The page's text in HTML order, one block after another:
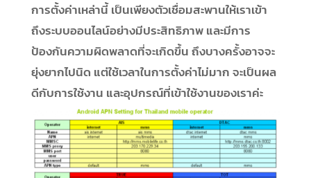
การตั้งค่าเหล่านี้ เป็นเพียงตัวเชื่อมสะพานให้เราเข้า
ถึงระบบออนไลน์อย่างมีประสิทธิภาพ และมีการ
ป้องกันความผิดพลาดที่จะเกิดขึ้น ถึงบางครั้งอาจจะ
ยุ่งยากไปนิด แต่ใช้เวลาในการตั้งค่าไม่มาก จะเป็นผล
ดีกับการใช้งาน และอุปกรณ์ที่เข้าใช้งานของเราค่ะ